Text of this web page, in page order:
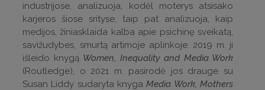
industrijose, analizuoja, kodėl moterys atsisako
karjeros šiose srityse, taip pat analizuoja, kaip
medijos, žiniasklaida kalba apie psichinę sveikatą,
savižudybes, smurtą artimoje aplinkoje. 2019 m. ji
išleido knygą Women, Inequality and Media Work
(Routledge), o 2021 m. pasirodė jos drauge su
Susan Liddy sudaryta knygaMedia Work, Mothers